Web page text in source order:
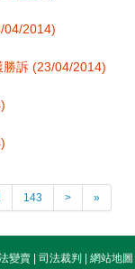
04/2014)
訴 (23/04/2014)
143 > »
變賣 司法裁判 網站地圖